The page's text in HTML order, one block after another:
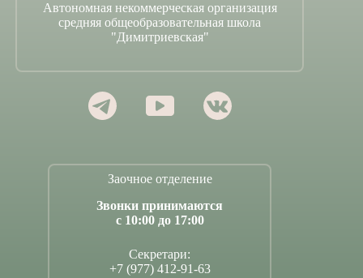
Автономная некоммерческая организация
средняя общеобразовательная школа
"Димитриевская"
Заочное отделение
Звонки принимаются
с 10:00 до 17:00
Секретари:
+7 (977) 412-91-63